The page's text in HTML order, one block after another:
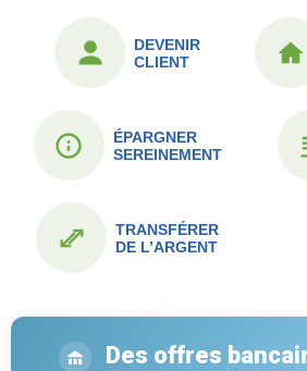
DEVENIR
CLIENT
ÉPARGNER
SEREINEMENT
TRANSFÉRER
DE L’ARGENT
Des offres